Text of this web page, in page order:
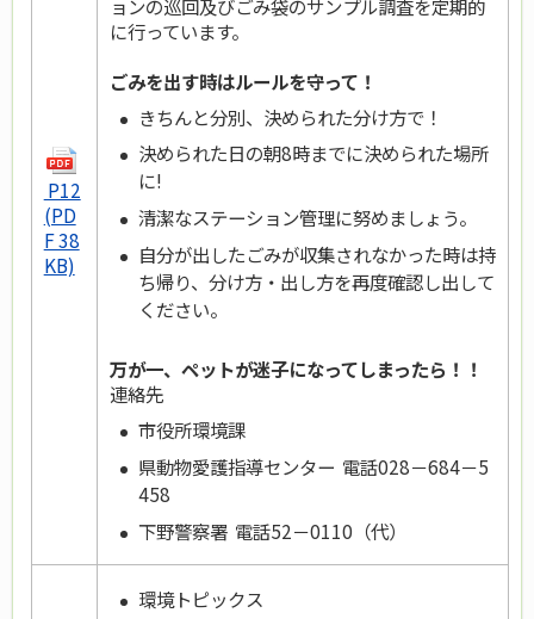
P12
(PD
F 38
KB)
ョンの巡回及びごみ袋のサンプル調査を定期的
に行っています。
ごみを出す時はルールを守って！
きちんと分別、決められた分け方で！
決められた日の朝8時までに決められた場所
に!
清潔なステーション管理に努めましょう。
自分が出したごみが収集されなかった時は持
ち帰り、分け方・出し方を再度確認し出して
ください。
万が一、ペットが迷子になってしまったら！！
連絡先
市役所環境課
県動物愛護指導センター 電話028－684－5
458
下野警察署 電話52－0110（代）
環境トピックス